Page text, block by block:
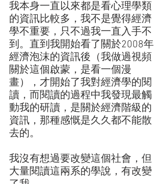
我本身一直以來都是看心理學類
的資訊比較多，我不是覺得經濟
學不重要，只不過我一直入手不
到。直到我開始看了關於2008年
經濟泡沫的資訊後（我做過視頻
關於這個啟蒙，是看一個漫
畫），才開始了我對經濟學的閱
讀，而閱讀的過程中我發現最觸
動我的研讀，是關於經濟階級的
資訊，那種感慨是久久都不能散
去的。
我沒有想過要改變這個社會，但
大量閱讀這兩系的學說，有改變